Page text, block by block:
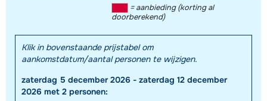
Toon alle accommodaties in dit gebied
= aanbieding (korting al
doorberekend)
Klik in bovenstaande prijstabel om
aankomstdatum/aantal personen te wijzigen.
zaterdag 5 december 2026 - zaterdag 12 december
2026 met 2 personen: